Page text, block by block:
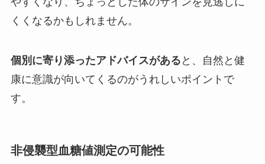
くくなるかもしれません。
個別に寄り添ったアドバイスがある と、自然と健
康に意識が向いてくるのがうれしいポイントで
す。
非侵襲型血糖値測定の可能性